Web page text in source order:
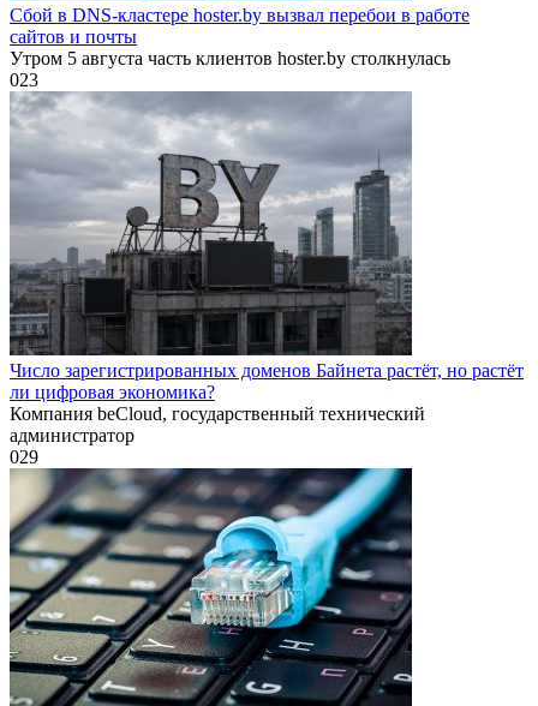
Сбой в DNS-кластере hoster.by вызвал перебои в работе
сайтов и почты
Утром 5 августа часть клиентов hoster.by столкнулась
023
Число зарегистрированных доменов Байнета растёт, но растёт
ли цифровая экономика?
Компания beCloud, государственный технический
администратор
029